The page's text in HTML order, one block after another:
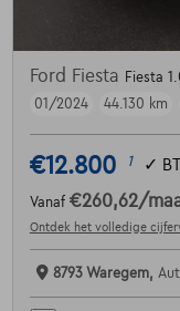
Ford Fiesta Fiesta
01/2024
44.130 km
€12.800 1 ✓
Vanaf €260,62/
Ontdek het volledige
8793 Waregem,